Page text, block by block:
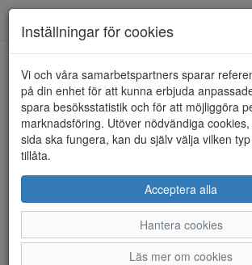
HEM DUFFY
Inställningar för cookies
Vi och våra samarbetspartners sparar
på din enhet för att kunna erbjuda
spara besöksstatistik och för att möjliggöra
marknadsföring. Utöver nödvändiga
sida ska fungera, kan du själv välja vilken
tillåta.
Acceptera alla
Hantera cookies
Läs mer om cookies